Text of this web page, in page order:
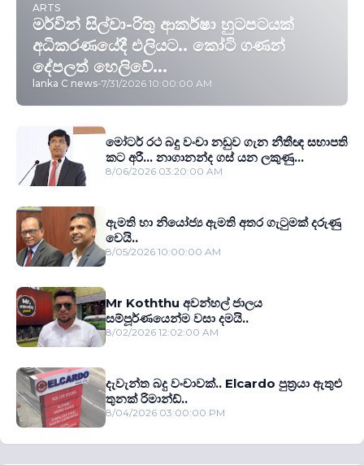
ARTS
මර්වින් සිල්වා-රිතු ආකර්ෂා හුටපටයක්
අධිකරණයේදී එලියට.. කෝටි ගණන්
දේපලත් හෙලිවේ...
lanka C news-7/31/2026 10:00:00 AM
මෝටර් රථ බදු වංචා නඩුව ගැන නීතීඥ සභාපති
කට අරී... නාගානන්ද ගස් යන ලකුණු...
8/06/2026 03:20:00 AM
ඇමති හා නියෝජ්‍ය ඇමති අතර ගැටුමක් දරුණු
වෙයි..
8/05/2026 10:00:00 AM
Mr Koththu අවන්හල් ජාලය
සම්පූර්ණයෙන්ම වසා දමයි..
8/02/2026 12:02:00 AM
දැවැන්ත බදු වංචාවක්.. Elcardo පුත‍්‍රයා ඇතුළු
තුනක් රිමාන්ඩ්..
8/04/2026 03:00:00 PM